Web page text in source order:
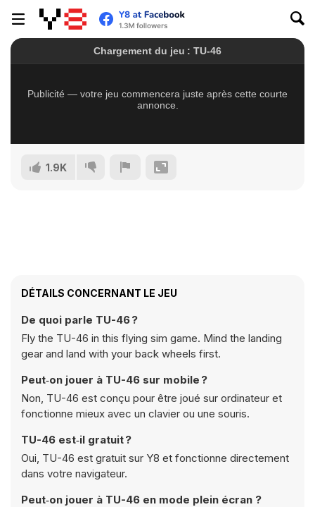
1.9K
DÉTAILS CONCERNANT LE JEU
De quoi parle TU-46 ?
Fly the TU-46 in this flying sim game. Mind the landing
gear and land with your back wheels first.
Peut‑on jouer à TU-46 sur mobile ?
Non, TU-46 est conçu pour être joué sur ordinateur et
fonctionne mieux avec un clavier ou une souris.
TU-46 est‑il gratuit ?
Oui, TU-46 est gratuit sur Y8 et fonctionne directement
dans votre navigateur.
Peut‑on jouer à TU-46 en mode plein écran ?